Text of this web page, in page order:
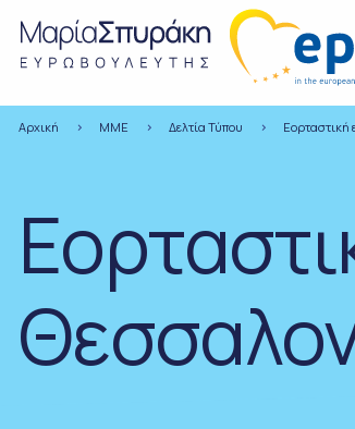
Αρχική ΜΜΕ Δελτία Τύπου Εορταστική